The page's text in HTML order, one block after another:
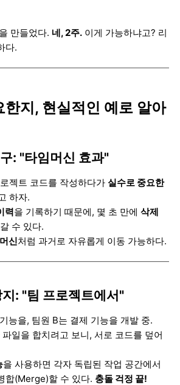
만들었다. 네, 2주. 이게 가능하냐고? 리
다.
지, 현실적인 예로 알아
: "타임머신 효과"
젝트 코드를 작성하다가 실수로 중요한
하자.
력을 기록하기 때문에, 몇 초 만에 삭제
수 있다.
신처럼 과거로 자유롭게 이동 가능하다.
: "팀 프로젝트에서"
능을, 팀원 B는 결제 기능을 개발 중.
일을 합치려고 보니, 서로 코드를 덮어
을 사용하면 각자 독립된 작업 공간에서
합(Merge)할 수 있다. 충돌 걱정 끝!